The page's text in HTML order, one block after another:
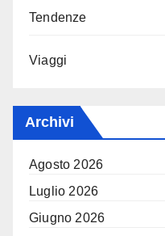
Tendenze
Viaggi
Archivi
Agosto 2026
Luglio 2026
Giugno 2026